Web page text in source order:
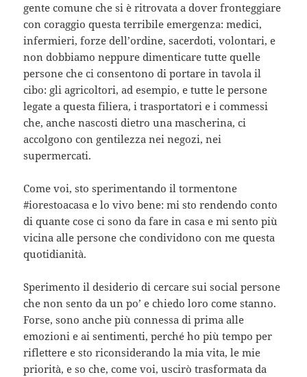
gente comune che si è ritrovata a dover fronteggiare
con coraggio questa terribile emergenza: medici,
infermieri, forze dell’ordine, sacerdoti, volontari, e
non dobbiamo neppure dimenticare tutte quelle
persone che ci consentono di portare in tavola il
cibo: gli agricoltori, ad esempio, e tutte le persone
legate a questa filiera, i trasportatori e i commessi
che, anche nascosti dietro una mascherina, ci
accolgono con gentilezza nei negozi, nei
supermercati.
Come voi, sto sperimentando il tormentone
#iorestoacasa e lo vivo bene: mi sto rendendo conto
di quante cose ci sono da fare in casa e mi sento più
vicina alle persone che condividono con me questa
quotidianità.
Sperimento il desiderio di cercare sui social persone
che non sento da un po’ e chiedo loro come stanno.
Forse, sono anche più connessa di prima alle
emozioni e ai sentimenti, perché ho più tempo per
riflettere e sto riconsiderando la mia vita, le mie
priorità, e so che, come voi, uscirò trasformata da